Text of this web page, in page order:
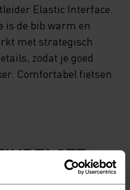
Elastic Interface.
is de bib warm en
met strategisch
zodat je goed
Comfortabel fietsen